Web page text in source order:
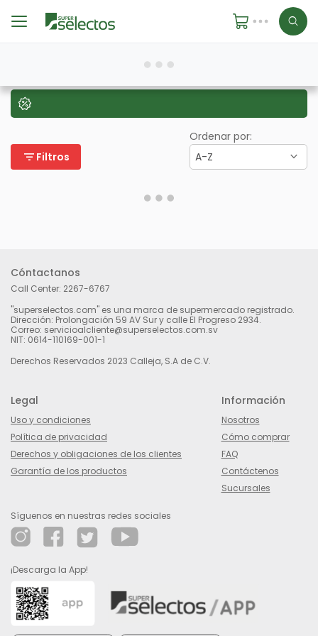
filter_list Filtros
Ordenar por:
A-Z
Cóntactanos
Call Center: 2267-6767
"superselectos.com" es una marca de supermercado registrado.
Dirección: Prolongación 59 AV Sur y calle El Progreso 2934.
Correo: servicioalcliente@superselectos.com.sv
NIT: 0614-110169-001-1
Derechos Reservados 2023 Calleja, S.A de C.V.
Legal
Uso y condiciones
Política de privacidad
Derechos y obligaciones de los clientes
Garantía de los productos
Información
Nosotros
Cómo comprar
FAQ
Contáctenos
Sucursales
Síguenos en nuestras redes sociales
¡Descarga la App!